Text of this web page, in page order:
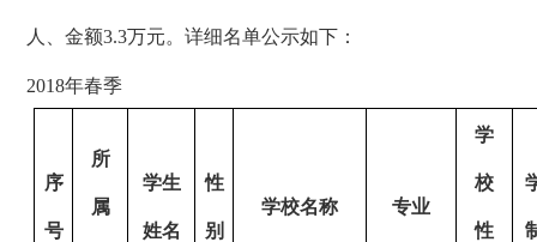
人、金额3.3万元。详细名单公示如下：
2018年春季
序
号
所
属
学生
姓名
性
别
学校名称 专业
学
校
性